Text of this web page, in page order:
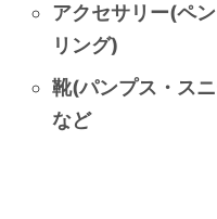
【よく検索されてる
目黒蓮
京本大我
アクセサリー(ペ
リング)
靴(パンプス・ス
など